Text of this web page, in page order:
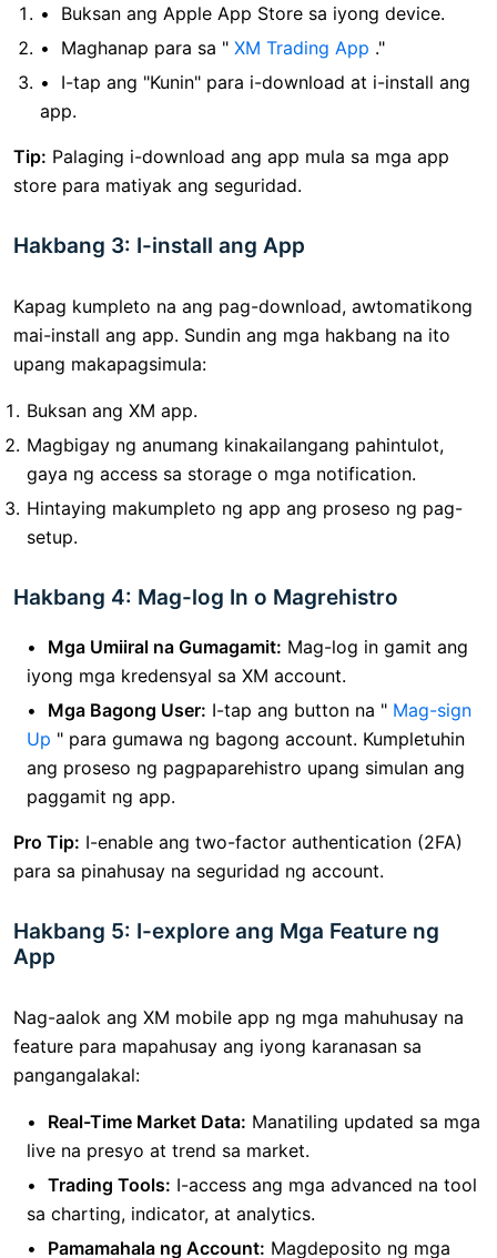
Buksan ang Apple App Store sa iyong device.
Maghanap para sa " XM Trading App ."
I-tap ang "Kunin" para i-download at i-install ang
app.
Tip: Palaging i-download ang app mula sa mga app
store para matiyak ang seguridad.
Hakbang 3: I-install ang App
Kapag kumpleto na ang pag-download, awtomatikong
mai-install ang app. Sundin ang mga hakbang na ito
upang makapagsimula:
Buksan ang XM app.
Magbigay ng anumang kinakailangang pahintulot,
gaya ng access sa storage o mga notification.
Hintaying makumpleto ng app ang proseso ng pag-
setup.
Hakbang 4: Mag-log In o Magrehistro
Mga Umiiral na Gumagamit: Mag-log in gamit ang
iyong mga kredensyal sa XM account.
Mga Bagong User: I-tap ang button na " Mag-sign
Up " para gumawa ng bagong account. Kumpletuhin
ang proseso ng pagpaparehistro upang simulan ang
paggamit ng app.
Pro Tip: I-enable ang two-factor authentication (2FA)
para sa pinahusay na seguridad ng account.
Hakbang 5: I-explore ang Mga Feature ng
App
Nag-aalok ang XM mobile app ng mga mahuhusay na
feature para mapahusay ang iyong karanasan sa
pangangalakal:
Real-Time Market Data: Manatiling updated sa mga
live na presyo at trend sa market.
Trading Tools: I-access ang mga advanced na tool
sa charting, indicator, at analytics.
Pamamahala ng Account: Magdeposito ng mga